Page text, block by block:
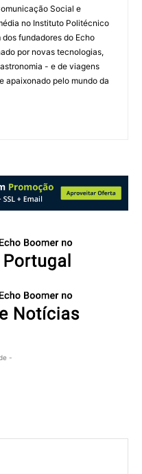
Social e
no Instituto Politécnico
dos fundadores do Echo
por novas tecnologias,
- e de viagens
apaixonado pelo mundo da
-